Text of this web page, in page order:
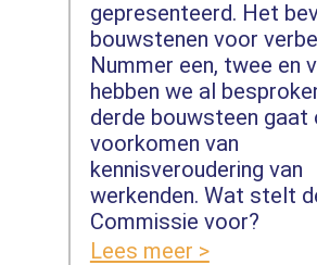
gepresenteerd. Het
bouwstenen voor
Nummer een, twee en
hebben we al
derde bouwsteen gaat
voorkomen van
kennisveroudering van
werkenden. Wat stelt
Commissie voor?
Lees meer >